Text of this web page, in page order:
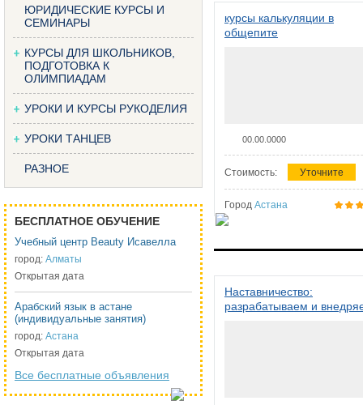
ЮРИДИЧЕСКИЕ КУРСЫ И
СЕМИНАРЫ
КУРСЫ ДЛЯ ШКОЛЬНИКОВ,
ПОДГОТОВКА К
ОЛИМПИАДАМ
УРОКИ И КУРСЫ РУКОДЕЛИЯ
УРОКИ ТАНЦЕВ
РАЗНОЕ
БЕСПЛАТНОЕ ОБУЧЕНИЕ
Учебный центр Beauty Исавелла
город: Алматы
Открытая дата
Арабский язык в астане
(индивидуальные занятия)
город: Астана
Открытая дата
Все бесплатные объявления
курсы калькуляции в
общепите
00.00.0000
Стоимость: Уточните
Город Астана
Наставничество:
разрабатываем и